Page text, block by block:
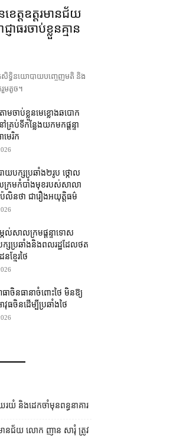
ខេត្ត​ឧត្ដរមានជ័យ
ធរ​ចាប់ខ្លួន​គ្មាន​
ត​សិទ្ធិ​នយោបាយ​បញ្ចេញមតិ និង​
រួម​តូច។
តាម​ចាប់ខ្លួន​មេខ្លោង​ឆបោក​
រប់​ទីកន្លែង​យក​មក​ផ្ដន្ទា
េរិក
យ​បក្ស​ប្រឆាំង​២​រូប ថ្កោល
រម​កំបាំងមុខ​របស់​សាលា
ៃលិន​ថា ជា​រឿង​អយុត្តិធម៌
កល់​សាលក្រម​ផ្ដន្ទាទោស​
ស​ប្រឆាំង​និង​ពលរដ្ឋ​ដែល​ថត​
ន​ខ្មែរ​ថៃ
ា​ចិន​ធានា​ចំពោះ​ថៃ មិន​ឱ្យ​
ាវុធ​ចិន​ដើម្បី​ប្រឆាំង​ថៃ
យំ និងដេកចាំមុនពន្ធនាគារ
រមានជ័យ លោក ញាន សារុំ ត្រូវ​